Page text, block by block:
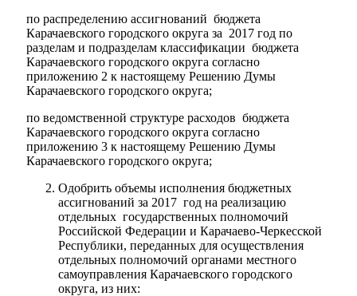
по распределению ассигнований бюджета
Карачаевского городского округа за 2017 год по
разделам и подразделам классификации бюджета
Карачаевского городского округа согласно
приложению 2 к настоящему Решению Думы
Карачаевского городского округа;
по ведомственной структуре расходов бюджета
Карачаевского городского округа согласно
приложению 3 к настоящему Решению Думы
Карачаевского городского округа;
Одобрить объемы исполнения бюджетных
ассигнований за 2017 год на реализацию
отдельных государственных полномочий
Российской Федерации и Карачаево-Черкесской
Республики, переданных для осуществления
отдельных полномочий органами местного
самоуправления Карачаевского городского
округа, из них: